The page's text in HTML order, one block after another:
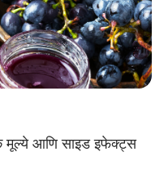
मूल्ये आणि साइड इफेक्ट्स